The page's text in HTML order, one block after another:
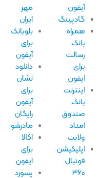
آیفون
گادپینگ
همراه
رسالت
ایفون
اینترنت
صندوق
امداد
ولایت
اپلیکیشن
فوتبال
بلوبانک
آیفون
دانلود
نشان
آیفون
رایگان
مادرشو
اکالا
ایفون
پسورد